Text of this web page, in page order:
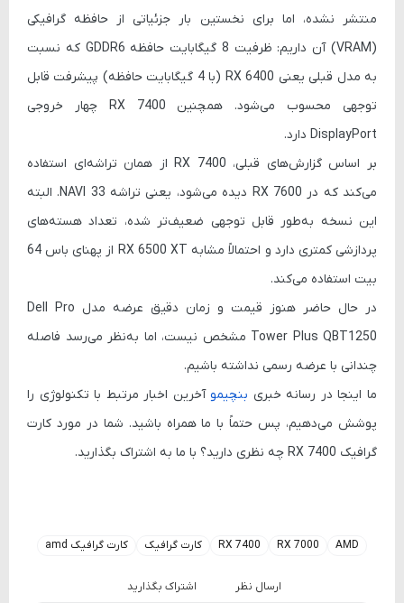
منتشر نشده، اما برای نخستین بار جزئیاتی از حافظه گرافیکی
(VRAM) آن داریم: ظرفیت 8 گیگابایت حافظه GDDR6 که نسبت
به مدل قبلی یعنی RX 6400 (با 4 گیگابایت حافظه) پیشرفت قابل
توجهی محسوب می‌شود. همچنین RX 7400 چهار خروجی
DisplayPort دارد.
بر اساس گزارش‌های قبلی، RX 7400 از همان تراشه‌ای استفاده
می‌کند که در RX 7600 دیده می‌شود، یعنی تراشه NAVI 33. البته
این نسخه به‌طور قابل توجهی ضعیف‌تر شده، تعداد هسته‌های
پردازشی کمتری دارد و احتمالاً مشابه RX 6500 XT از پهنای باس 64
بیت استفاده می‌کند.
در حال حاضر هنوز قیمت و زمان دقیق عرضه مدل Dell Pro
Tower Plus QBT1250 مشخص نیست، اما به‌نظر می‌رسد فاصله
چندانی با عرضه رسمی نداشته باشیم.
ما اینجا در رسانه خبری بنچیمو آخرین اخبار مرتبط با تکنولوژی را
پوشش می‌دهیم، پس حتماً با ما همراه باشید. شما در مورد کارت
گرافیک RX 7400 چه نظری دارید؟ با ما به اشتراک بگذارید.
AMD
RX 7000
RX 7400 کارت گرافیک کارت گرافیک amd
ارسال نظر اشتراک بگذارید